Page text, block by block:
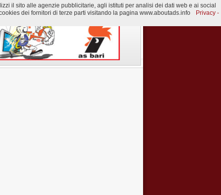
il sito alle agenzie pubblicitarie, agli istituti per analisi dei dati web e ai social
dei fornitori di terze parti visitando la pagina www.aboutads.info
Privacy -